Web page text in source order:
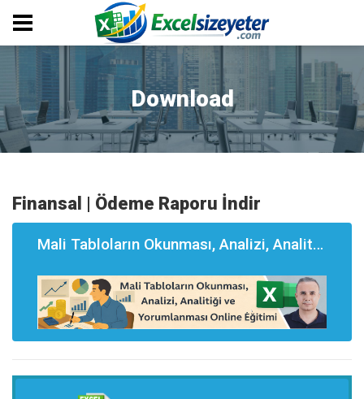
Download
Finansal | Ödeme Raporu İndir
Mali Tabloların Okunması, Analizi, Analitği ve Yorumlanması Eğitimi